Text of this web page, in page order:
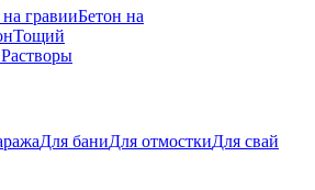
гравииБетон на
Тощий
Растворы
Для баниДля отмосткиДля свай